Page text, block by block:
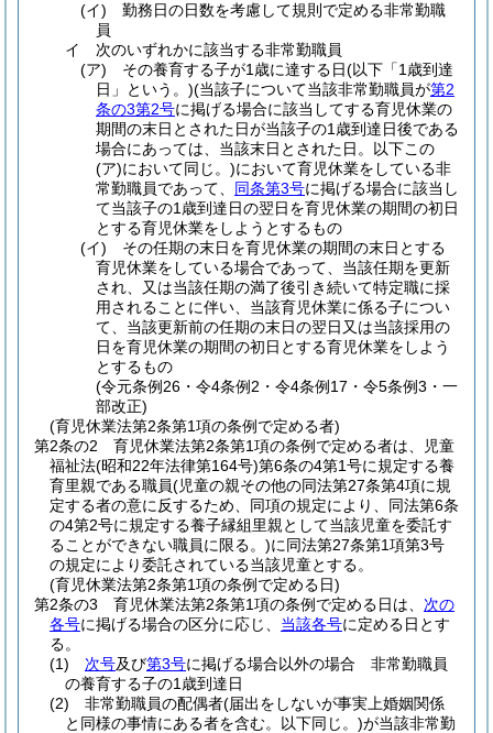
(イ)
勤務日の日数を考慮して規則で定める非常勤職
員
イ
次のいずれかに該当する非常勤職員
(ア)
その養育する子が1歳に達する日(以下「1歳到達
日」という。)(当該子について当該非常勤職員が第2
条の3第2号に掲げる場合に該当してする育児休業の
期間の末日とされた日が当該子の1歳到達日後である
場合にあっては、当該末日とされた日。以下この
(ア)において同じ。)において育児休業をしている非
常勤職員であって、 同条第3号に掲げる場合に該当し
て当該子の1歳到達日の翌日を育児休業の期間の初日
とする育児休業をしようとするもの
(イ)
その任期の末日を育児休業の期間の末日とする
育児休業をしている場合であって、当該任期を更新
され、又は当該任期の満了後引き続いて特定職に採
用されることに伴い、当該育児休業に係る子につい
て、当該更新前の任期の末日の翌日又は当該採用の
日を育児休業の期間の初日とする育児休業をしよう
とするもの
(令元条例26・令4条例2・令4条例17・令5条例3・一
部改正)
(育児休業法第2条第1項の条例で定める者)
第2条の2
育児休業法第2条第1項の条例で定める者は、児童
福祉法(昭和22年法律第164号)第6条の4第1号に規定する養
育里親である職員(児童の親その他の同法第27条第4項に規
定する者の意に反するため、同項の規定により、同法第6条
の4第2号に規定する養子縁組里親として当該児童を委託す
ることができない職員に限る。)に同法第27条第1項第3号
の規定により委託されている当該児童とする。
(育児休業法第2条第1項の条例で定める日)
第2条の3
育児休業法第2条第1項の条例で定める日は、 次の
各号に掲げる場合の区分に応じ、 当該各号に定める日とす
る。
(1)
次号及び第3号に掲げる場合以外の場合 非常勤職員
の養育する子の1歳到達日
(2)
非常勤職員の配偶者(届出をしないが事実上婚姻関係
と同様の事情にある者を含む。以下同じ。)が当該非常勤